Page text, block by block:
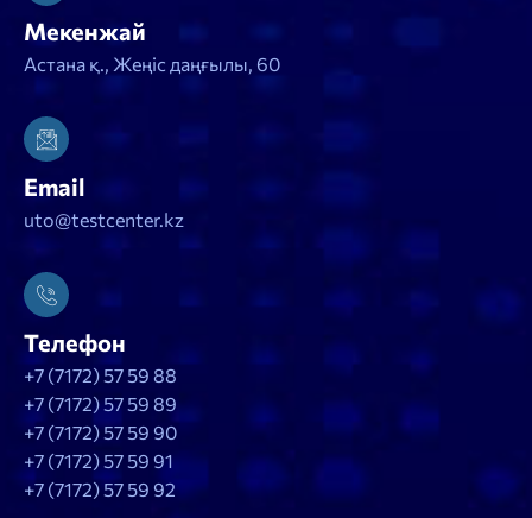
Мекенжай
Астана қ., Жеңіс даңғылы, 60
Email
uto@testcenter.kz
Телефон
+7 (7172) 57 59 88
+7 (7172) 57 59 89
+7 (7172) 57 59 90
+7 (7172) 57 59 91
+7 (7172) 57 59 92